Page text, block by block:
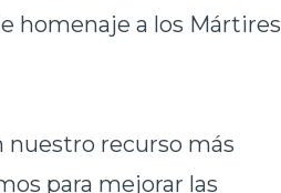
homenaje a los Mártires
nuestro recurso más
para mejorar las